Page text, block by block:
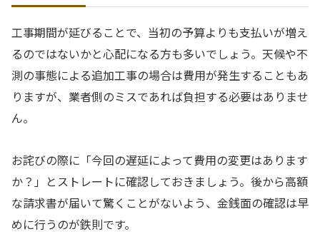
工事期間が延びることで、当初の予算よりも支払いが増え
るのではないかと心配になる方も多いでしょう。天候や不
測の事態による追加工事の場合は費用が発生することもあ
りますが、業者側のミスであれば負担する必要はありませ
ん。
お詫びの際に「今回の遅延によって費用の変更はあります
か？」とストレートに確認しておきましょう。後から高額
な請求書が届いて驚くことがないよう、金銭面の確認は早
めに行うのが鉄則です。